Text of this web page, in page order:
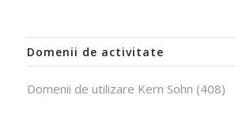
Domenii de activitate
Domenii de utilizare Kern Sohn (408)